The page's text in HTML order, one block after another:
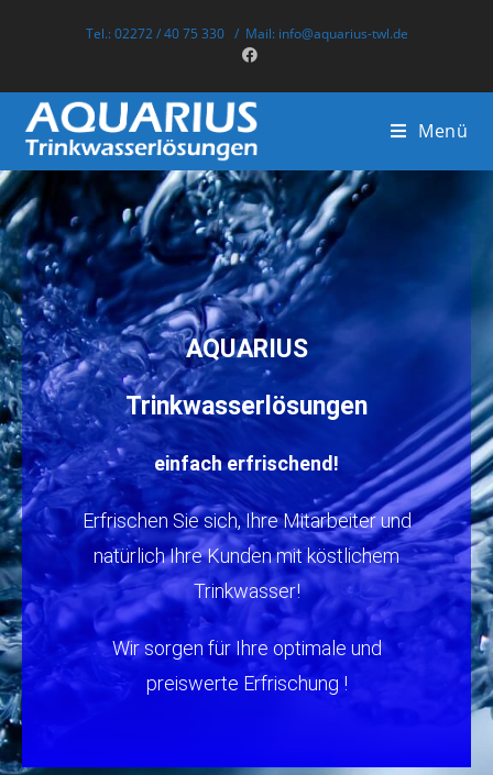
Tel.: 02272 / 40 75 330 / Mail: info@aquarius-twl.de
Menü
AQUARIUS​
Trinkwasserlösungen
einfach erfrischend!
Erfrischen Sie sich, Ihre Mitarbeiter und
natürlich Ihre Kunden mit köstlichem
Trinkwasser!
Wir sorgen für Ihre optimale und
preiswerte Erfrischung !